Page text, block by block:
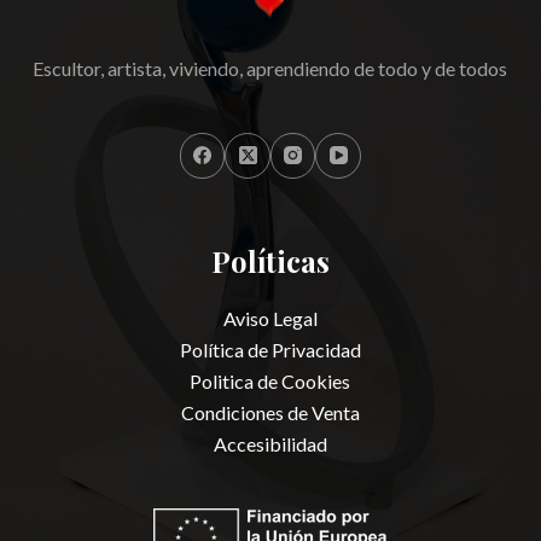
Escultor, artista, viviendo, aprendiendo de todo y de todos
Políticas
Aviso Legal
Política de Privacidad
Politica de Cookies
Condiciones de Venta
Accesibilidad